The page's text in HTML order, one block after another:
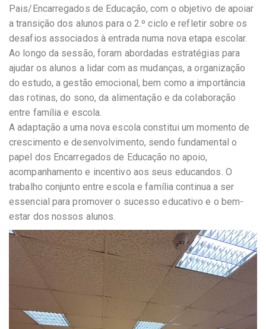
Pais/Encarregados de Educação, com o objetivo de apoiar
a transição dos alunos para o 2.º ciclo e refletir sobre os
desafios associados à entrada numa nova etapa escolar.
Ao longo da sessão, foram abordadas estratégias para
ajudar os alunos a lidar com as mudanças, a organização
do estudo, a gestão emocional, bem como a importância
das rotinas, do sono, da alimentação e da colaboração
entre família e escola.
A adaptação a uma nova escola constitui um momento de
crescimento e desenvolvimento, sendo fundamental o
papel dos Encarregados de Educação no apoio,
acompanhamento e incentivo aos seus educandos. O
trabalho conjunto entre escola e família continua a ser
essencial para promover o sucesso educativo e o bem-
estar dos nossos alunos.